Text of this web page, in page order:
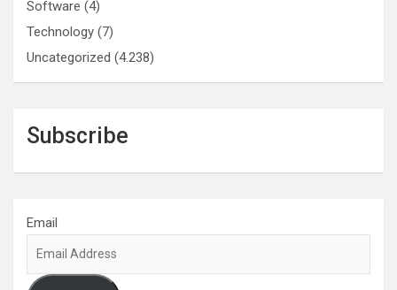
Software (4)
Technology (7)
Uncategorized (4.238)
Subscribe
Email